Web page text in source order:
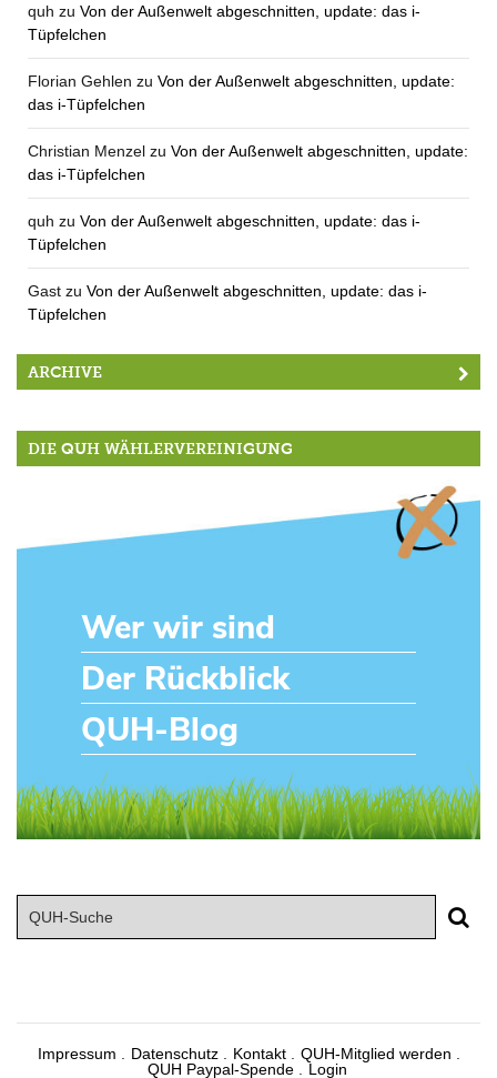
quh zu Von der Außenwelt abgeschnitten, update: das i-
Tüpfelchen
Florian Gehlen zu Von der Außenwelt abgeschnitten, update:
das i-Tüpfelchen
Christian Menzel zu Von der Außenwelt abgeschnitten, update:
das i-Tüpfelchen
quh zu Von der Außenwelt abgeschnitten, update: das i-
Tüpfelchen
Gast zu Von der Außenwelt abgeschnitten, update: das i-
Tüpfelchen
ARCHIVE
DIE QUH WÄHLERVEREINIGUNG
Wer wir sind
Der Rückblick
QUH-Blog
Impressum Datenschutz Kontakt
QUH-Mitglied werden
QUH Paypal-Spende
Login